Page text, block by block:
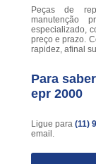
Peças de
manutenção
especializado,
preço e prazo.
rapidez, afinal
Para
epr 2000
Ligue para (11)
email.